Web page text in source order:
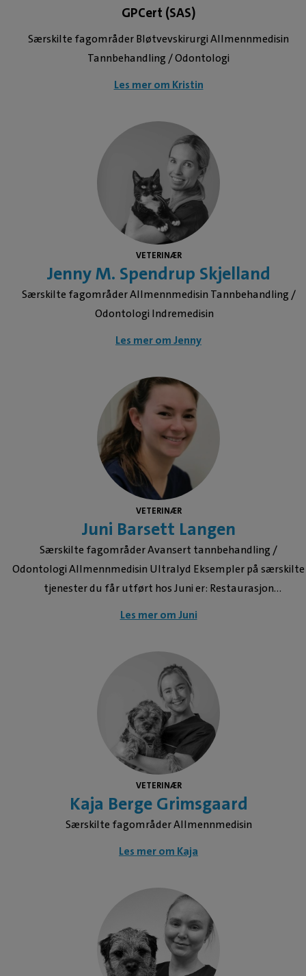
GPCert (SAS)
Særskilte fagområder Bløtvevskirurgi Allmennmedisin
Tannbehandling / Odontologi
Les mer om Kristin
VETERINÆR
Jenny M. Spendrup Skjelland
Særskilte fagområder Allmennmedisin Tannbehandling /
Les mer om Jenny
VETERINÆR
Juni Barsett Langen
Særskilte fagområder Avansert tannbehandling /
Odontologi Allmennmedisin Ultralyd Eksempler på særskilte
tjenester du får utført hos Juni er: Restaurasjon
Les mer om Juni
VETERINÆR
Kaja Berge Grimsgaard
Særskilte fagområder Allmennmedisin
Les mer om Kaja